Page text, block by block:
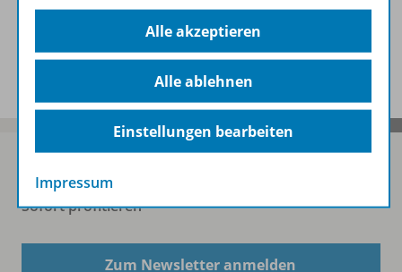
Spar-Pakete
Sofort profitieren
Zum Newsletter anmelden
Alle akzeptieren
Alle ablehnen
Einstellungen bearbeiten
Impressum